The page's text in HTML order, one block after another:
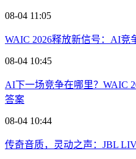
08-04 11:05
WAIC 2026释放新信号：AI竞
08-04 10:45
AI下一场竞争在哪里？WAIC
答案
08-04 10:44
传奇音质，灵动之声：JBL